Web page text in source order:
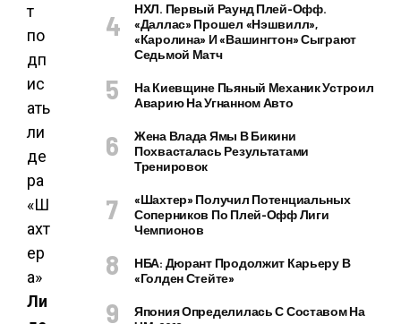
Ли
НХЛ. Первый Раунд Плей-Офф.
«Даллас» Прошел «Нэшвилл»,
«Каролина» И «Вашингтон» Сыграют
Седьмой Матч
На Киевщине Пьяный Механик Устроил
Аварию На Угнанном Авто
Жена Влада Ямы В Бикини
Похвасталась Результатами
Тренировок
«Шахтер» Получил Потенциальных
Соперников По Плей-Офф Лиги
Чемпионов
НБА: Дюрант Продолжит Карьеру В
«Голден Стейте»
Япония Определилась С Составом На